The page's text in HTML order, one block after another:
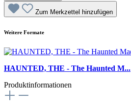
Zum Merkzettel hinzufügen
Weitere Formate
HAUNTED, THE - The Haunted M...
Produktinformationen